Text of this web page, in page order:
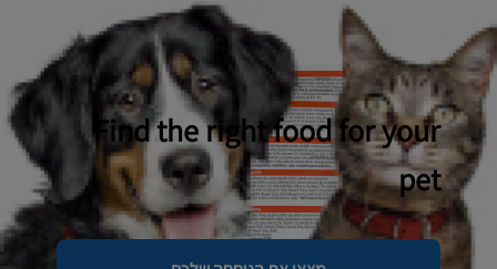
Find the right food for your
pet